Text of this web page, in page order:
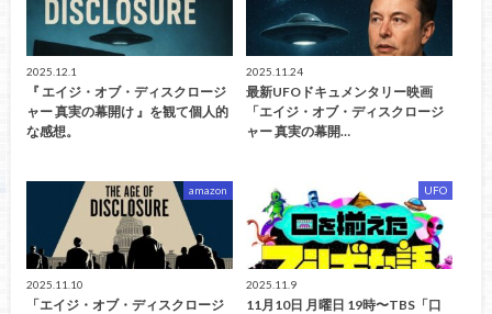
2025.12.1
『 エイジ・オブ・ディスクロージ
ャー 真実の幕開け 』を観て個人的
な感想。
2025.11.24
最新UFOドキュメンタリー映画
「エイジ・オブ・ディスクロージ
ャー 真実の幕開…
amazon
2025.11.10
「エイジ・オブ・ディスクロージ
UFO
2025.11.9
11月10日 月曜日 19時〜TBS「口